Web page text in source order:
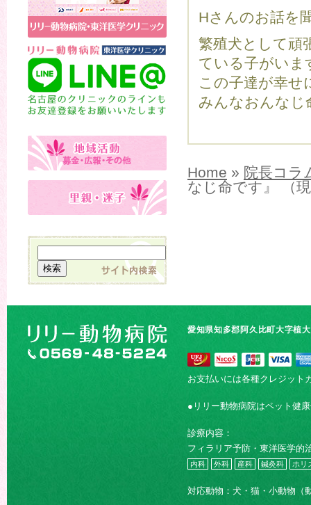
Hさんのお話を
繁殖犬として頑
ている子がいま
この子達が幸せ
みんなおんなじ
Home » 院長コラ
なじ命です』 （
愛知県知多郡阿久比町大字植
お支払いには各種クレジット
●リリー動物病院はペット健
診療内容：
フィラリア予防・東洋医学的
内科 外科 産科 鍼灸科 ホリ
対応動物：犬・猫・小動物（